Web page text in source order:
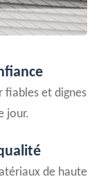
et dignes
jour.
de haute